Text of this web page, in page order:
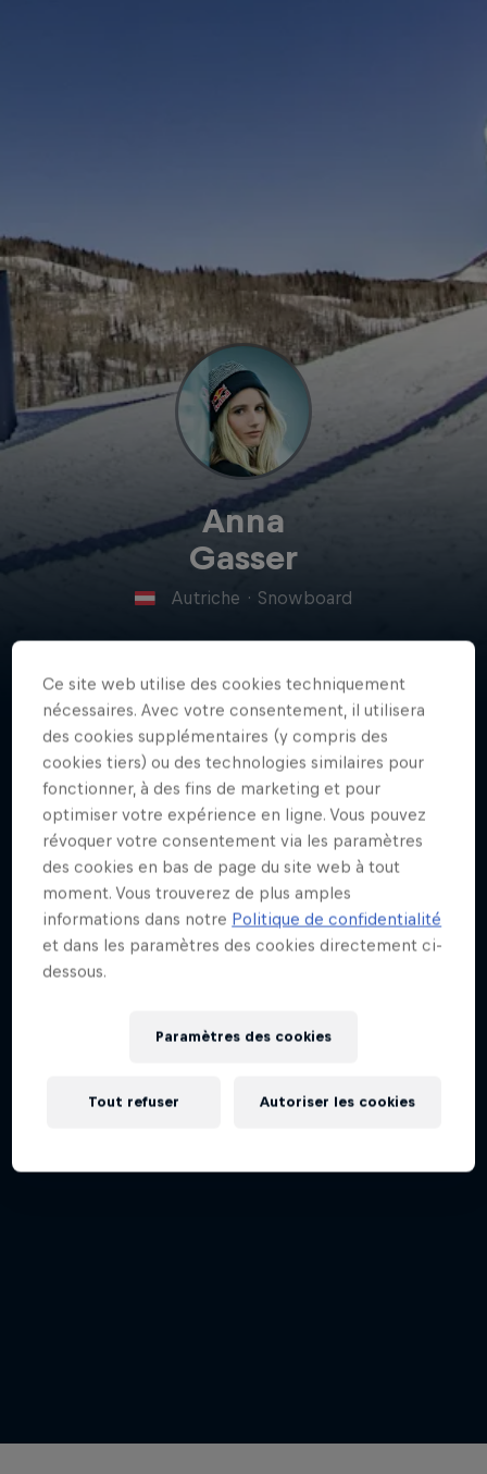
Anna
Gasser
Autriche · Snowboard
Date de naissance
16 Août 1991
34
Nationalité
Autriche
Ce site web utilise des cookies techniquement
nécessaires. Avec votre consentement, il utilisera
des cookies supplémentaires (y compris des
cookies tiers) ou des technologies similaires pour
fonctionner, à des fins de marketing et pour
optimiser votre expérience en ligne. Vous pouvez
révoquer votre consentement via les paramètres
des cookies en bas de page du site web à tout
moment. Vous trouverez de plus amples
informations dans notre Politique de confidentialité
et dans les paramètres des cookies directement ci-
dessous.
Paramètres des cookies
Tout refuser Autoriser les cookies